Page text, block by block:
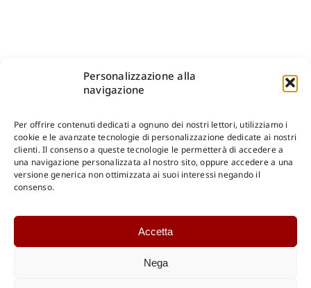
Personalizzazione alla
navigazione
Per offrire contenuti dedicati a ognuno dei nostri lettori, utilizziamo i
cookie e le avanzate tecnologie di personalizzazione dedicate ai nostri
clienti. Il consenso a queste tecnologie le permetterà di accedere a
una navigazione personalizzata al nostro sito, oppure accedere a una
versione generica non ottimizzata ai suoi interessi negando il
consenso.
Accetta
Nega
Shop Gangemi Editore-Pagamenti Sicuri e anche Rateali
Catalogo Online
Catalogo Internazionale